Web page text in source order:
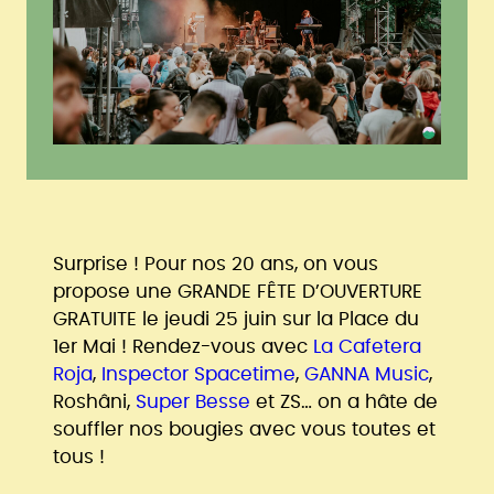
Surprise ! Pour nos 20 ans, on vous
propose une GRANDE FÊTE D’OUVERTURE
GRATUITE le jeudi 25 juin sur la Place du
1er Mai ! Rendez-vous avec
La Cafetera
Roja, Inspector Spacetime, GANNA Music,
Roshâni, Super Besse et ZS… on a hâte de
souffler nos bougies avec vous toutes et
tous !